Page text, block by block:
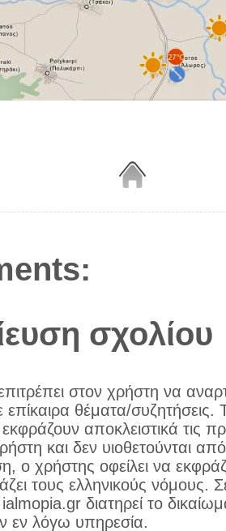
σχολίου
στον χρήστη να
θέματα/συζητήσεις.
αποκλειστικά τις
και δεν υιοθετούνται
ο χρήστης οφείλει να
τους ελληνικούς νόμους.
διατηρεί το
εν λόγω υπηρεσία.